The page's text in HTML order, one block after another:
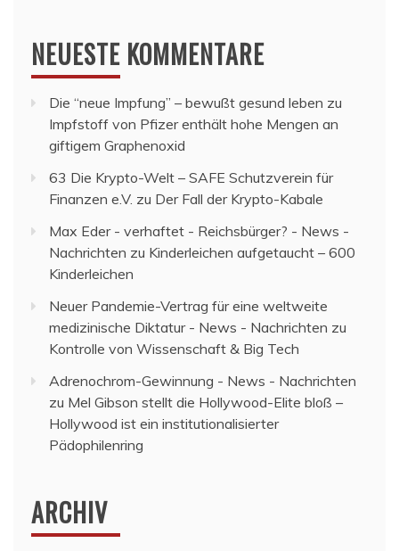
NEUESTE KOMMENTARE
Die “neue Impfung” – bewußt gesund leben zu
Impfstoff von Pfizer enthält hohe Mengen an
giftigem Graphenoxid
63 Die Krypto-Welt – SAFE Schutzverein für
Finanzen e.V. zu Der Fall der Krypto-Kabale
Max Eder - verhaftet - Reichsbürger? - News -
Nachrichten zu Kinderleichen aufgetaucht – 600
Kinderleichen
Neuer Pandemie-Vertrag für eine weltweite
medizinische Diktatur - News - Nachrichten zu
Kontrolle von Wissenschaft & Big Tech
Adrenochrom-Gewinnung - News - Nachrichten
zu Mel Gibson stellt die Hollywood-Elite bloß –
Hollywood ist ein institutionalisierter
Pädophilenring
ARCHIV